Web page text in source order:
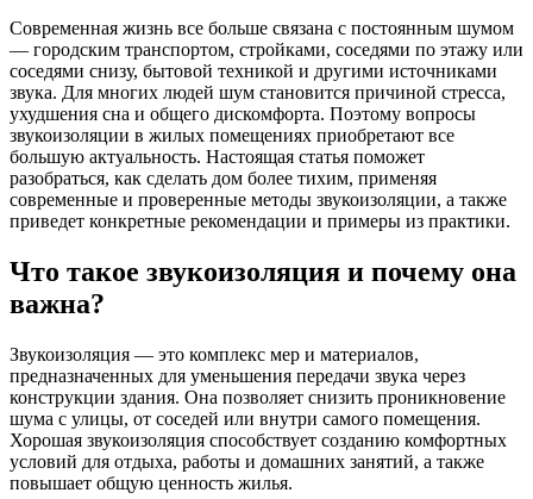
Современная жизнь все больше связана с постоянным шумом
— городским транспортом, стройками, соседями по этажу или
соседями снизу, бытовой техникой и другими источниками
звука. Для многих людей шум становится причиной стресса,
ухудшения сна и общего дискомфорта. Поэтому вопросы
звукоизоляции в жилых помещениях приобретают все
большую актуальность. Настоящая статья поможет
разобраться, как сделать дом более тихим, применяя
современные и проверенные методы звукоизоляции, а также
приведет конкретные рекомендации и примеры из практики.
Что такое звукоизоляция и почему она
важна?
Звукоизоляция — это комплекс мер и материалов,
предназначенных для уменьшения передачи звука через
конструкции здания. Она позволяет снизить проникновение
шума с улицы, от соседей или внутри самого помещения.
Хорошая звукоизоляция способствует созданию комфортных
условий для отдыха, работы и домашних занятий, а также
повышает общую ценность жилья.